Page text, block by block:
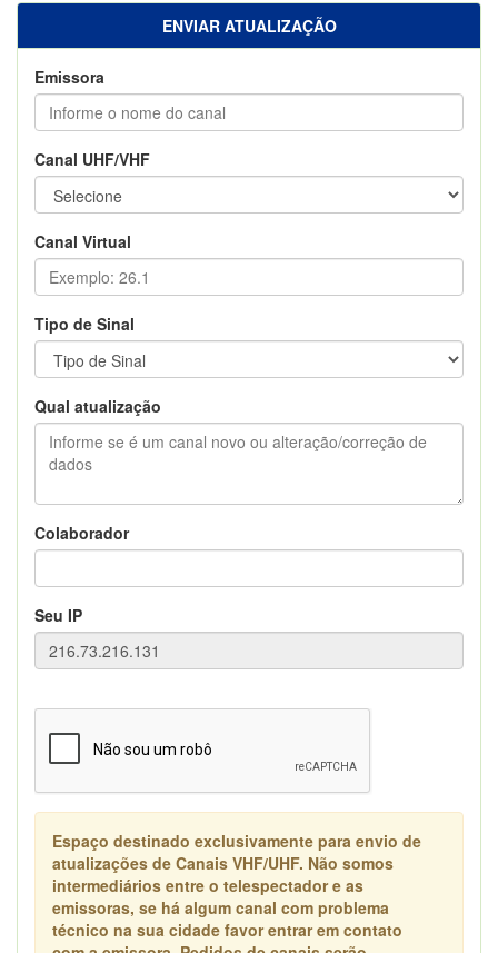
ENVIAR ATUALIZAÇÃO
Emissora
Canal UHF/VHF
Canal Virtual
Tipo de Sinal
Qual atualização
Colaborador
Seu IP
Espaço destinado exclusivamente para envio de
atualizações de Canais VHF/UHF. Não somos
intermediários entre o telespectador e as
emissoras, se há algum canal com problema
técnico na sua cidade favor entrar em contato